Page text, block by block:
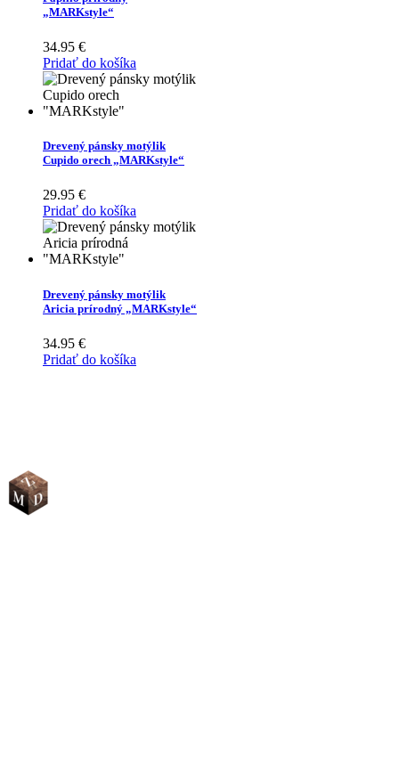
„MARKstyle“
34.95 €
Pridať do košíka
Drevený pánsky motýlik
Cupido orech „MARKstyle“
29.95 €
Pridať do košíka
Drevený pánsky motýlik
Aricia prírodný „MARKstyle“
34.95 €
Pridať do košíka